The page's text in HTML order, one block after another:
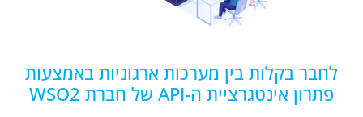
לחבר בקלות בין מערכות ארגוניות באמצעות
פתרון אינטגרציית ה-API של חברת WSO2